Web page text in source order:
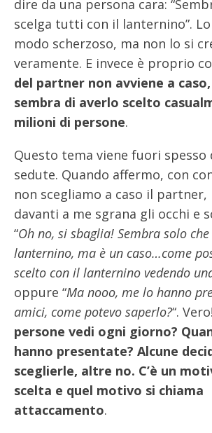
dire da una persona cara:
scelga tutti con il lanternino”.
modo scherzoso, ma non lo si
veramente. E invece è proprio
del partner non avviene a
sembra di averlo scelto
milioni di persone.
Questo tema viene fuori spesso
sedute. Quando affermo, con
non scegliamo a caso il partner,
davanti a me sgrana gli occhi e
“Oh no, si sbaglia! Sembra solo
lanternino, ma è un caso…come
scelto con il lanternino vedendo
oppure “Ma nooo, me lo hanno
amici, come potevo saperlo?“. Vero!
persone vedi ogni giorno?
hanno presentate? Alcune
sceglierle, altre no. C’è un
scelta e quel motivo si chiama
attaccamento.